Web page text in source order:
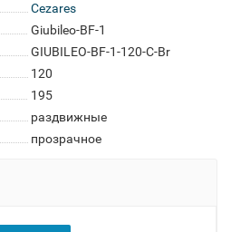
Cezares
Giubileo-BF-1
GIUBILEO-BF-1-120-C-Br
120
195
раздвижные
прозрачное